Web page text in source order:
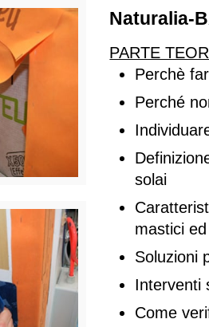
Naturalia-
PARTE
Perchè
Perché
solai
mastici
Soluzioni
Interventi
Come